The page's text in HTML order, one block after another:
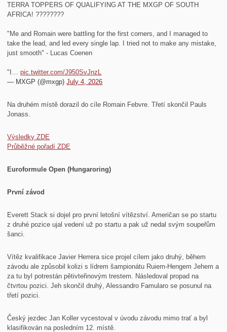
TERRA TOPPERS OF QUALIFYING AT THE MXGP OF SOUTH
AFRICA! ????????
"Me and Romain were battling for the first corners, and I managed to
take the lead, and led every single lap. I tried not to make any mistake,
just smooth" - Lucas Coenen
"I…pic.twitter.com/J950SvJnzL
— MXGP (@mxgp)July 4, 2026
Na druhém místě dorazil do cíle Romain Febvre. Třetí skončil Pauls
Jonass.
Výsledky ZDE
Průběžné pořadí ZDE
Euroformule Open (Hungaroring)
První závod
Everett Stack si dojel pro první letošní vítězství. Američan se po startu
z druhé pozice ujal vedení už po startu a pak už nedal svým soupeřům
šanci.
Vítěz kvalifikace Javier Herrera sice projel cílem jako druhý, během
závodu ale způsobil kolizi s lídrem šampionátu Ruiem-Hengem Jehem a
za tu byl potrestán pětivteřinovým trestem. Následoval propad na
čtvrtou pozici. Jeh skončil druhý, Alessandro Famularo se posunul na
třetí pozici.
Český jezdec Jan Koller vycestoval v úvodu závodu mimo trať a byl
klasifikován na posledním 12. místě.